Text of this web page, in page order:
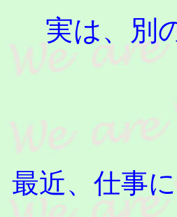
実は、別
最近、仕事